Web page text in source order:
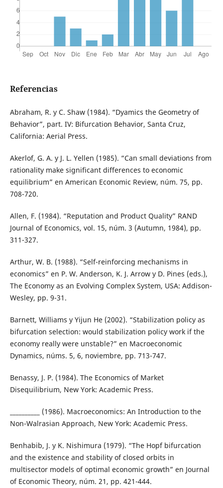
Referencias
Abraham, R. y C. Shaw (1984). “Dyamics the Geometry of
Behavior”, part. IV: Bifurcation Behavior, Santa Cruz,
California: Aerial Press.
Akerlof, G. A. y J. L. Yellen (1985). “Can small deviations from
rationality make significant differences to economic
equilibrium” en American Economic Review, núm. 75, pp.
708-720.
Allen, F. (1984). “Reputation and Product Quality” RAND
Journal of Economics, vol. 15, núm. 3 (Autumn, 1984), pp.
311-327.
Arthur, W. B. (1988). “Self-reinforcing mechanisms in
economics” en P. W. Anderson, K. J. Arrow y D. Pines (eds.),
The Economy as an Evolving Complex System, USA: Addison-
Wesley, pp. 9-31.
Barnett, Williams y Yijun He (2002). “Stabilization policy as
bifurcation selection: would stabilization policy work if the
economy really were unstable?” en Macroeconomic
Dynamics, núms. 5, 6, noviembre, pp. 713-747.
Benassy, J. P. (1984). The Economics of Market
Disequilibrium, New York: Academic Press.
__________ (1986). Macroeconomics: An Introduction to the
Non-Walrasian Approach, New York: Academic Press.
Benhabib, J. y K. Nishimura (1979). “The Hopf bifurcation
and the existence and stability of closed orbits in
multisector models of optimal economic growth” en Journal
of Economic Theory, núm. 21, pp. 421-444.